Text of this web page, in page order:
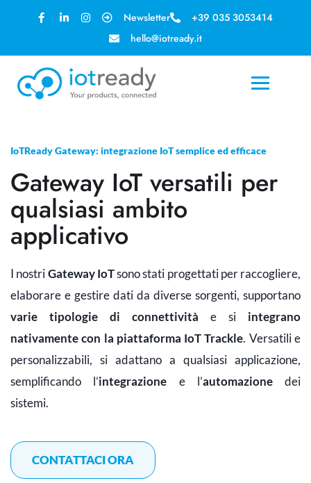
Newsletter
+39 035 3053414
hello@iotready.it
IoTReady Gateway: integrazione IoT semplice ed efficace
Gateway IoT versatili per
qualsiasi ambito
applicativo
I nostriGateway IoTsono stati progettati per raccogliere,
elaborare e gestire dati da diverse sorgenti, supportano
varie tipologie di connettività e si integrano
nativamente con la piattaforma IoT Trackle. Versatili e
personalizzabili, si adattano a qualsiasi applicazione,
semplificando l’integrazione e l’automazionedei
sistemi.
CONTATTACI ORA